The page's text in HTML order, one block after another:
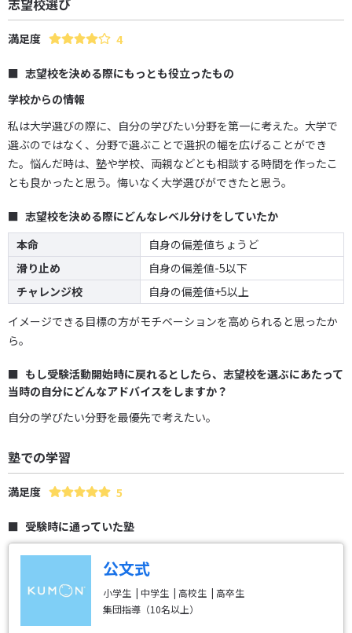
志望校選び
満足度 4
志望校を決める際にもっとも役立ったもの
学校からの情報
私は大学選びの際に、自分の学びたい分野を第一に考えた。大学で
選ぶのではなく、分野で選ぶことで選択の幅を広げることができ
た。悩んだ時は、塾や学校、両親などとも相談する時間を作ったこ
とも良かったと思う。悔いなく大学選びができたと思う。
志望校を決める際にどんなレベル分けをしていたか
本命
自身の偏差値ちょうど
滑り止め
自身の偏差値-5以下
チャレンジ校
自身の偏差値+5以上
イメージできる目標の方がモチベーションを高められると思ったか
ら。
もし受験活動開始時に戻れるとしたら、志望校を選ぶにあたって
当時の自分にどんなアドバイスをしますか？
自分の学びたい分野を最優先で考えたい。
塾での学習
満足度 5
受験時に通っていた塾
公文式
小学生 中学生 高校生
高卒生
集団指導（10名以上）